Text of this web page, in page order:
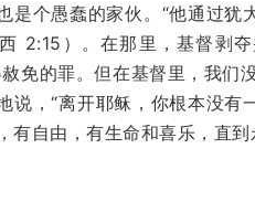
是个愚蠢的家伙。“他通过犹
西 2:15）。在那里，基督剥
免的罪。但在基督里，我们
说，“离开耶稣，你根本没
有自由，有生命和喜乐，直到